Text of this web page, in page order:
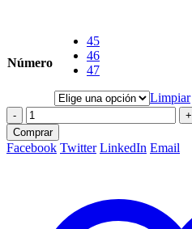
Número
45
46
47
Limpiar
-
+
Comprar
Facebook Twitter LinkedIn Email